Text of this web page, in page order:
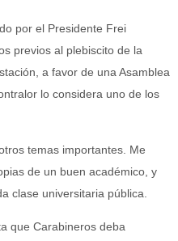
por el Presidente Frei
previos al plebiscito de la
a favor de una Asamblea
lo considera uno de los
temas importantes. Me
de un buen académico, y
clase universitaria pública.
que Carabineros deba